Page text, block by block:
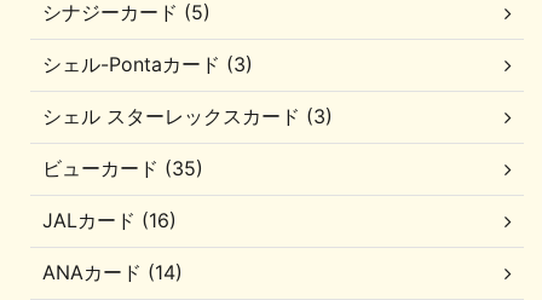
シナジーカード (5)
シェル-Pontaカード (3)
シェル スターレックスカード (3)
ビューカード (35)
JALカード (16)
ANAカード (14)